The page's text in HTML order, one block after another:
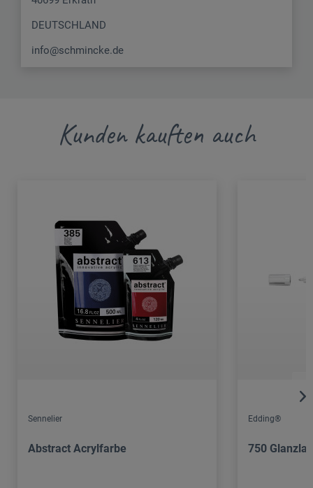
DEUTSCHLAND
info@schmincke.de
Kunden kauften auch
Sennelier
Abstract Acrylfarbe
Edding®
750